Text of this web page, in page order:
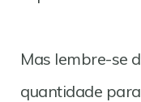
Mas lembre-se
quantidade